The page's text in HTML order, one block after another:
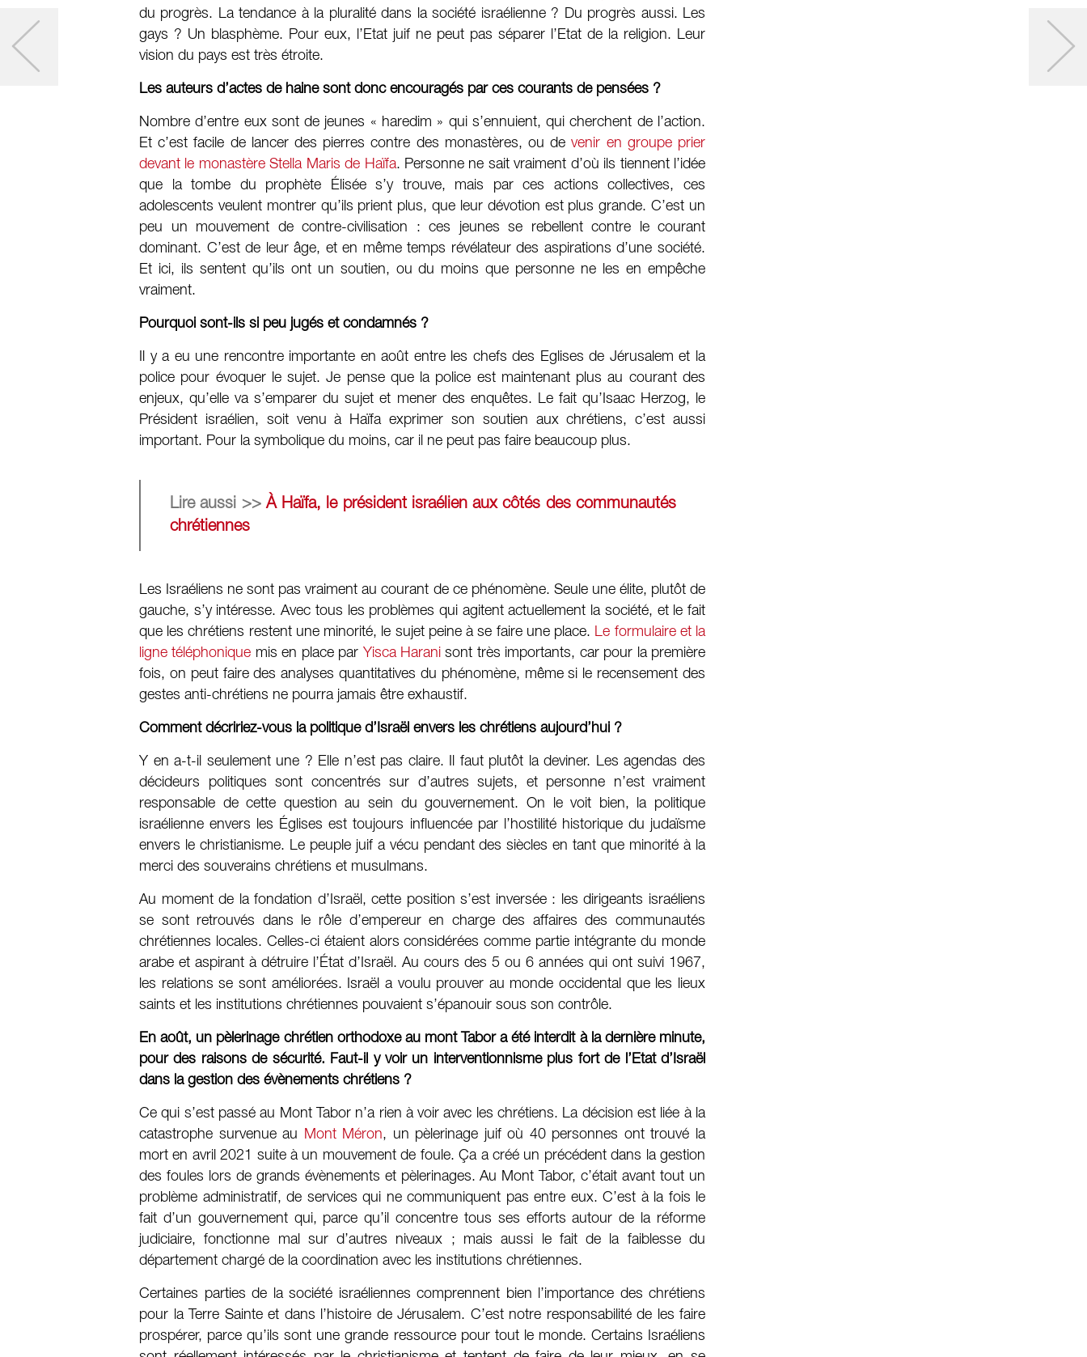
du progrès. La tendance à la pluralité dans la société israélienne ? Du progrès aussi. Les
gays ? Un blasphème. Pour eux, l’Etat juif ne peut pas séparer l’Etat de la religion. Leur
vision du pays est très étroite.
Les auteurs d’actes de haine sont donc encouragés par ces courants de pensées ?
Nombre d’entre eux sont de jeunes « haredim » qui s’ennuient, qui cherchent de l’action.
Et c’est facile de lancer des pierres contre des monastères, ou devenir en groupe prier
devant le monastère Stella Maris de Haïfa. Personne ne sait vraiment d’où ils tiennent l’idée
que la tombe du prophète Élisée s’y trouve, mais par ces actions collectives, ces
adolescents veulent montrer qu’ils prient plus, que leur dévotion est plus grande. C’est un
peu un mouvement de contre-civilisation : ces jeunes se rebellent contre le courant
dominant. C’est de leur âge, et en même temps révélateur des aspirations d’une société.
Et ici, ils sentent qu’ils ont un soutien, ou du moins que personne ne les en empêche
vraiment.
Pourquoi sont-ils si peu jugés et condamnés ?
Il y a eu une rencontre importante en août entre les chefs des Eglises de Jérusalem et la
police pour évoquer le sujet. Je pense que la police est maintenant plus au courant des
enjeux, qu’elle va s’emparer du sujet et mener des enquêtes. Le fait qu’Isaac Herzog, le
Président israélien, soit venu à Haïfa exprimer son soutien aux chrétiens, c’est aussi
important. Pour la symbolique du moins, car il ne peut pas faire beaucoup plus.
Lire aussi >>À Haïfa, le président israélien aux côtés des communautés
chrétiennes
Les Israéliens ne sont pas vraiment au courant de ce phénomène. Seule une élite, plutôt de
gauche, s’y intéresse. Avec tous les problèmes qui agitent actuellement la société, et le fait
que les chrétiens restent une minorité, le sujet peine à se faire une place.
Le formulaire et la
ligne téléphonique mis en place par Yisca Harani sont très importants, car pour la première
fois, on peut faire des analyses quantitatives du phénomène, même si le recensement des
gestes anti-chrétiens ne pourra jamais être exhaustif.
Comment décririez-vous la politique d’Israël envers les chrétiens aujourd’hui ?
Y en a-t-il seulement une ? Elle n’est pas claire. Il faut plutôt la deviner. Les agendas des
décideurs politiques sont concentrés sur d’autres sujets, et personne n’est vraiment
responsable de cette question au sein du gouvernement. On le voit bien, la politique
israélienne envers les Églises est toujours influencée par l’hostilité historique du judaïsme
envers le christianisme. Le peuple juif a vécu pendant des siècles en tant que minorité à la
merci des souverains chrétiens et musulmans.
Au moment de la fondation d’Israël, cette position s’est inversée : les dirigeants israéliens
se sont retrouvés dans le rôle d’empereur en charge des affaires des communautés
chrétiennes locales. Celles-ci étaient alors considérées comme partie intégrante du monde
arabe et aspirant à détruire l’État d’Israël. Au cours des 5 ou 6 années qui ont suivi 1967,
les relations se sont améliorées. Israël a voulu prouver au monde occidental que les lieux
saints et les institutions chrétiennes pouvaient s’épanouir sous son contrôle.
En août, un pèlerinage chrétien orthodoxe au mont Tabor a été interdit à la dernière minute,
pour des raisons de sécurité. Faut-il y voir un interventionnisme plus fort de l’Etat d’Israël
dans la gestion des évènements chrétiens ?
Ce qui s’est passé au Mont Tabor n’a rien à voir avec les chrétiens. La décision est liée à la
catastrophe survenue au
Mont Méron, un pèlerinage juif où 40 personnes ont trouvé la
mort en avril 2021 suite à un mouvement de foule. Ça a créé un précédent dans la gestion
des foules lors de grands évènements et pèlerinages. Au Mont Tabor, c’était avant tout un
problème administratif, de services qui ne communiquent pas entre eux. C’est à la fois le
fait d’un gouvernement qui, parce qu’il concentre tous ses efforts autour de la réforme
judiciaire, fonctionne mal sur d’autres niveaux ; mais aussi le fait de la faiblesse du
département chargé de la coordination avec les institutions chrétiennes.
Certaines parties de la société israéliennes comprennent bien l’importance des chrétiens
pour la Terre Sainte et dans l’histoire de Jérusalem. C’est notre responsabilité de les faire
prospérer, parce qu’ils sont une grande ressource pour tout le monde. Certains Israéliens